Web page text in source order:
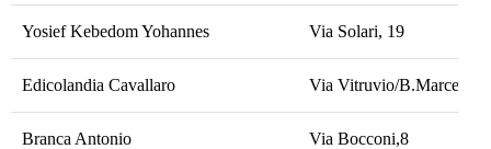
Yosief Kebedom Yohannes Via Solari, 19
Edicolandia Cavallaro Via Vitruvio/B.Marcello
Branca Antonio Via Bocconi,8